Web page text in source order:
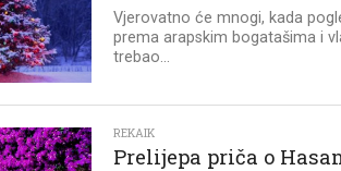
Vjerovatno će mnogi, kada
prema arapskim bogatašima i
trebao...
REKAIK
Prelijepa priča o